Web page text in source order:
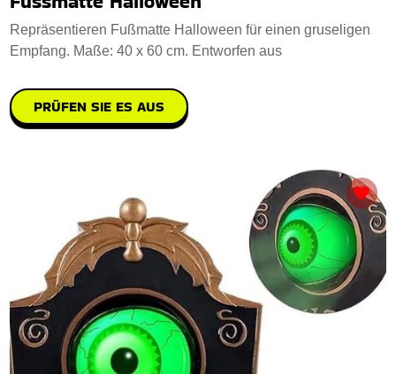
Repräsentieren Fußmatte Halloween für einen gruseligen
Empfang. Maße: 40 x 60 cm. Entworfen aus
PRÜFEN SIE ES AUS